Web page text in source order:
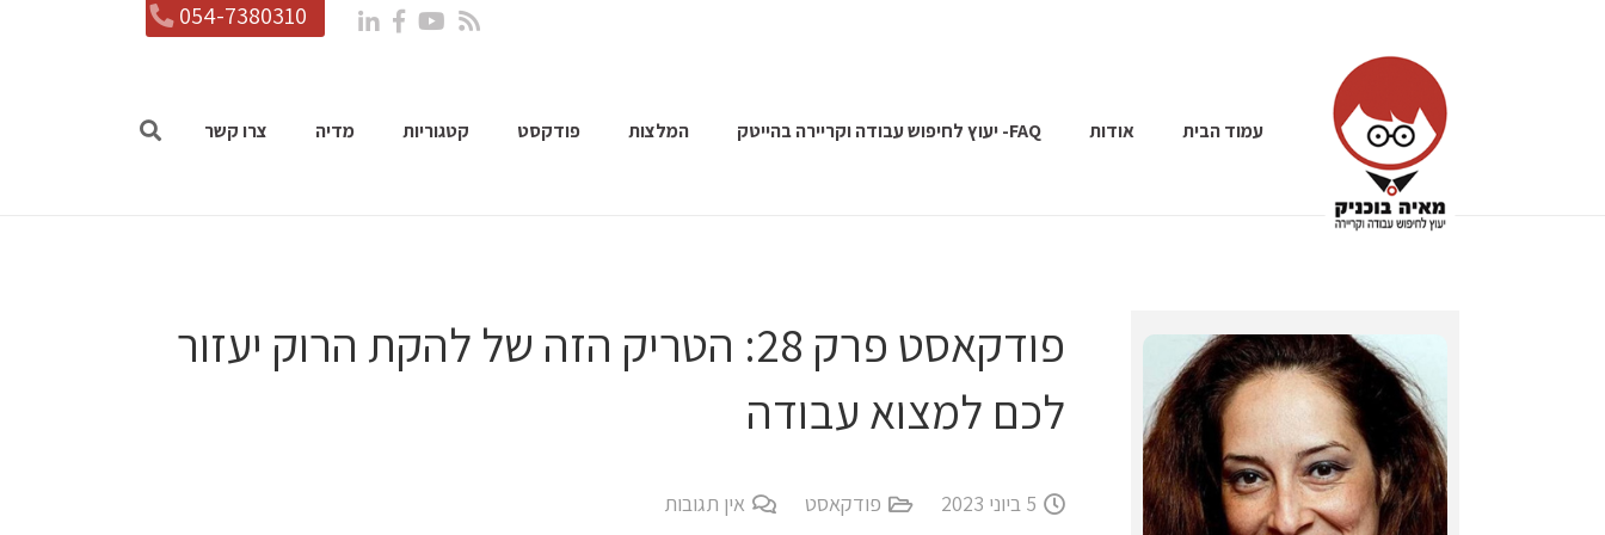
054-7380310
עמוד הבית אודות FAQ- יעוץ לחיפוש עבודה וקריירה בהייטק המלצות פודקסט קטגוריות מדיה צרו קשר
פודקאסט פרק 28: הטריק הזה של להקת הרוק יעזור
לכם למצוא עבודה
5 ביוני 2023 פודקאסט אין תגובות